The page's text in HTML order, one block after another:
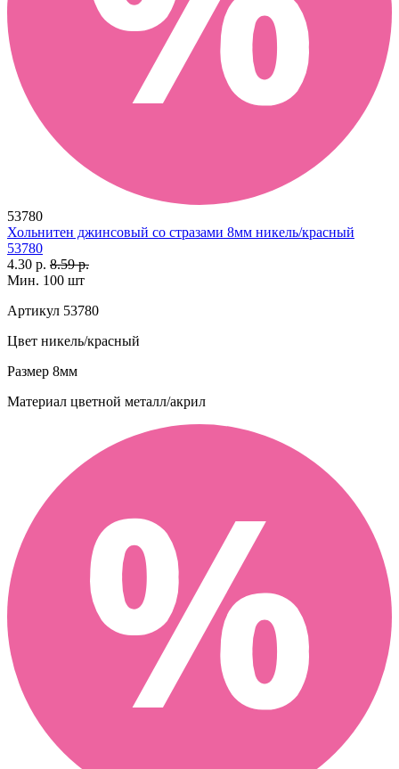
53780
Хольнитен джинсовый со стразами 8мм никель/красный
53780
4.30 р. 8.59 р.
Мин. 100 шт
Артикул 53780
Цвет никель/красный
Размер 8мм
Материал цветной металл/акрил